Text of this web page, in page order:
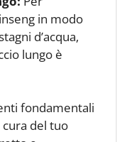
in modo
d’acqua,
lungo è
fondamentali
del tuo